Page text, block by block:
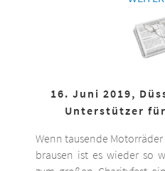
16. Juni 2019,
Unterstützer
Wenn tausende
brausen ist es wieder so